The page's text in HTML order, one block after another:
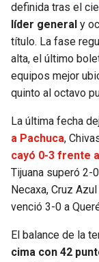
PACKERS
PANTHERS
SAINTS
BUCCANEERS
TIMBERWOLVES
JAZZ
definida tras el
líder general y
título. La fase
alta, el último
equipos mejor
quinto al octavo
La última fecha
a Pachuca,
cayó 0-3 frente
Tijuana superó 2-
Necaxa, Cruz
venció 3-0 a
El balance de la
cima con 42